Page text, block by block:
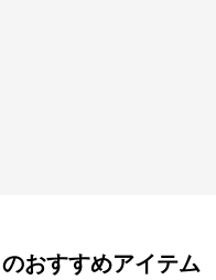
のおすすめアイテム